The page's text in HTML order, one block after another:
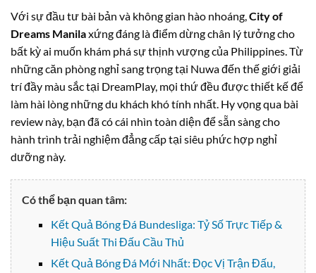
Với sự đầu tư bài bản và không gian hào nhoáng, City of
Dreams Manilaxứng đáng là điểm dừng chân lý tưởng cho
bất kỳ ai muốn khám phá sự thịnh vượng của Philippines. Từ
những căn phòng nghỉ sang trọng tại Nuwa đến thế giới giải
trí đầy màu sắc tại DreamPlay, mọi thứ đều được thiết kế để
làm hài lòng những du khách khó tính nhất. Hy vọng qua bài
review này, bạn đã có cái nhìn toàn diện để sẵn sàng cho
hành trình trải nghiệm đẳng cấp tại siêu phức hợp nghỉ
dưỡng này.
Có thể bạn quan tâm:
Kết Quả Bóng Đá Bundesliga: Tỷ Số Trực Tiếp &
Hiệu Suất Thi Đấu Cầu Thủ
Kết Quả Bóng Đá Mới Nhất: Đọc Vị Trận Đấu,